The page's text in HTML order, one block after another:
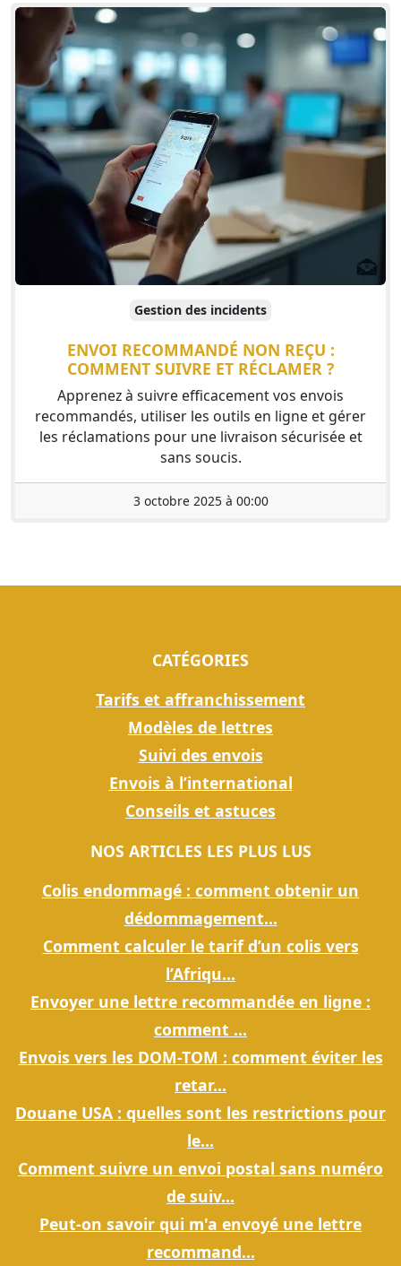
Gestion des incidents
ENVOI RECOMMANDÉ NON REÇU :
COMMENT SUIVRE ET RÉCLAMER ?
Apprenez à suivre efficacement vos envois
recommandés, utiliser les outils en ligne et gérer
les réclamations pour une livraison sécurisée et
sans soucis.
3 octobre 2025 à 00:00
CATÉGORIES
Tarifs et affranchissement
Modèles de lettres
Suivi des envois
Envois à l’international
Conseils et astuces
NOS ARTICLES LES PLUS LUS
Colis endommagé : comment obtenir un
dédommagement...
Comment calculer le tarif d’un colis vers
l’Afriqu...
Envoyer une lettre recommandée en ligne :
comment ...
Envois vers les DOM-TOM : comment éviter les
retar...
Douane USA : quelles sont les restrictions pour
le...
Comment suivre un envoi postal sans numéro
de suiv...
Peut-on savoir qui m'a envoyé une lettre
recommand...